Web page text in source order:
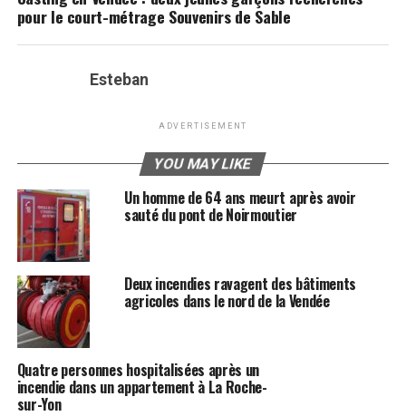
pour le court-métrage Souvenirs de Sable
Esteban
ADVERTISEMENT
YOU MAY LIKE
Un homme de 64 ans meurt après avoir
sauté du pont de Noirmoutier
Deux incendies ravagent des bâtiments
agricoles dans le nord de la Vendée
Quatre personnes hospitalisées après un
incendie dans un appartement à La Roche-
sur-Yon